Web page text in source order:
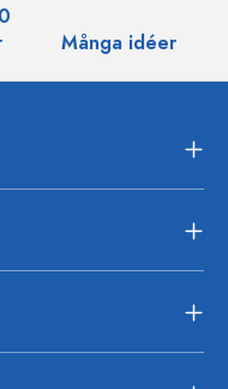
Många idéer